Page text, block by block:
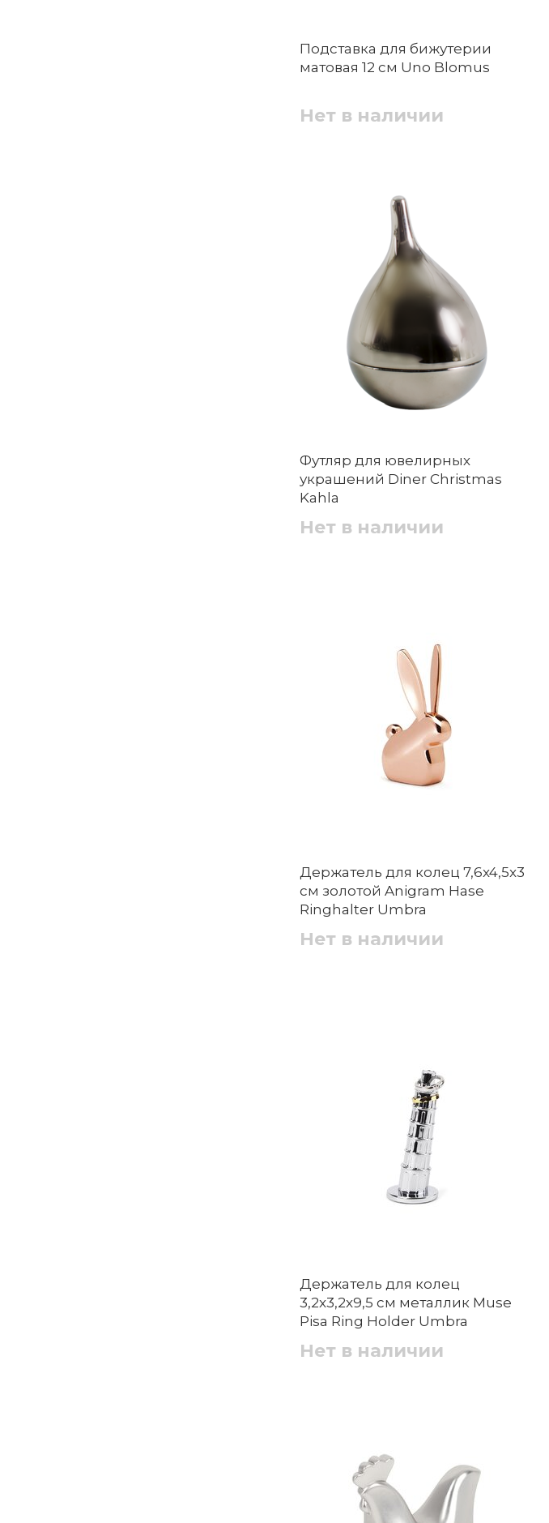
Подставка для бижутерии
матовая 12 см Uno Blomus
Нет в наличии
Футляр для ювелирных
украшений Diner Christmas
Kahla
Нет в наличии
Держатель для колец 7,6x4,5x3
см золотой Anigram Hase
Ringhalter Umbra
Нет в наличии
Держатель для колец
3,2x3,2x9,5 см металлик Muse
Pisa Ring Holder Umbra
Нет в наличии